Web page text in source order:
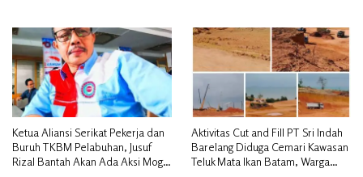
Ketua Aliansi Serikat Pekerja dan
Buruh TKBM Pelabuhan, Jusuf
Rizal Bantah Akan Ada Aksi Mogol
Aktivitas Cut and Fill PT Sri Indah
Barelang Diduga Cemari Kawasan
Teluk Mata Ikan Batam, Warga